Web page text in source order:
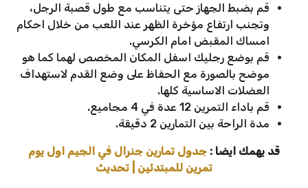
قم بضبط الجهاز حتى يتناسب مع طول قصبة الرجل،
وتجنب ارتفاع مؤخرة الظهر عند اللعب من خلال احكام
امساك المقبض امام الكرسي.
قم بوضع رجليك اسفل المكان المخصص لهما كما هو
موضح بالصورة مع الحفاظ على وضع القدم لاستهداف
العضلات الاساسية كلها.
قم باداء التمرين 12 عدة في 4 مجاميع.
مدة الراحة بين التمارين 2 دقيقة.
قد يهمك ايضا : جدول تمارين جنرال في الجيم اول يوم
تمرين للمبتدئين | تحديث